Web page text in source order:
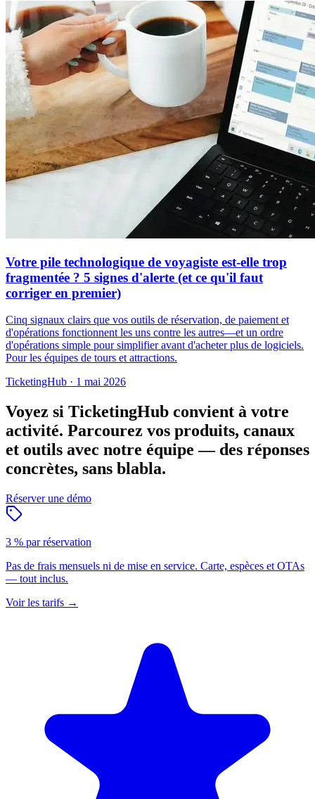
Votre pile technologique de voyagiste est-elle trop
fragmentée ? 5 signes d'alerte (et ce qu'il faut
corriger en premier)
Cinq signaux clairs que vos outils de réservation, de paiement et
d'opérations fonctionnent les uns contre les autres—et un ordre
d'opérations simple pour simplifier avant d'acheter plus de logiciels.
Pour les équipes de tours et attractions.
TicketingHub · 1 mai 2026
Voyez si TicketingHub convient à votre
activité. Parcourez vos produits, canaux
et outils avec notre équipe — des réponses
concrètes, sans blabla.
Réserver une démo
3 % par réservation
Pas de frais mensuels ni de mise en service. Carte, espèces et OTAs
— tout inclus.
Voir les tarifs →